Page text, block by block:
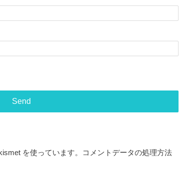
を使っています。
コメントデータの処理方法